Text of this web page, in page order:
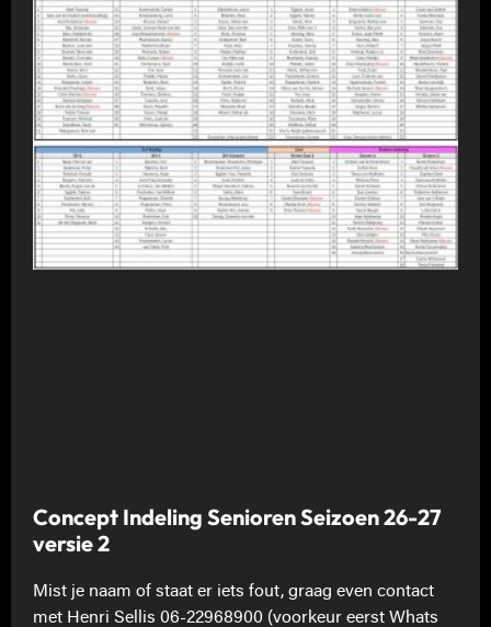
Concept Indeling Senioren Seizoen 26-27
versie 2
Mist je naam of staat er iets fout, graag even contact
met Henri Sellis 06-22968900 (voorkeur eerst Whats